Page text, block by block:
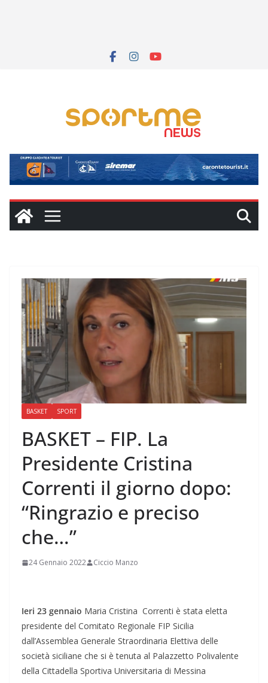
BASKET SPORT
BASKET – FIP. La
Presidente Cristina
Correnti il giorno dopo:
“Ringrazio e preciso
che…”
24 Gennaio 2022 Ciccio Manzo
Ieri 23 gennaio Maria Cristina Correnti è stata eletta
presidente del Comitato Regionale FIP Sicilia
dall’Assemblea Generale Straordinaria Elettiva delle
società siciliane che si è tenuta al Palazzetto Polivalente
della Cittadella Sportiva Universitaria di Messina